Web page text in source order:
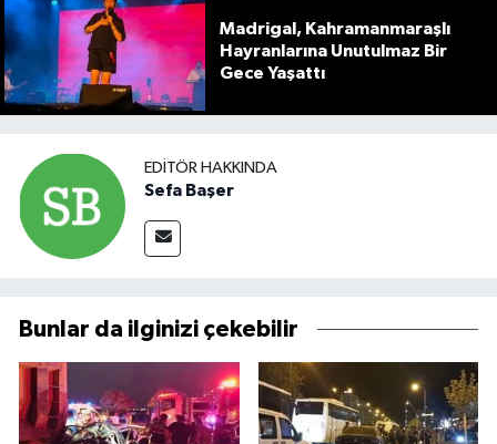
Madrigal, Kahramanmaraşlı
Hayranlarına Unutulmaz Bir
Gece Yaşattı
EDITÖR HAKKINDA
Sefa Başer
Bunlar da ilginizi çekebilir